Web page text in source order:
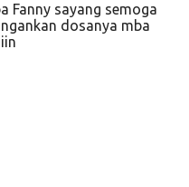
Fanny sayang semoga
dosanya mba